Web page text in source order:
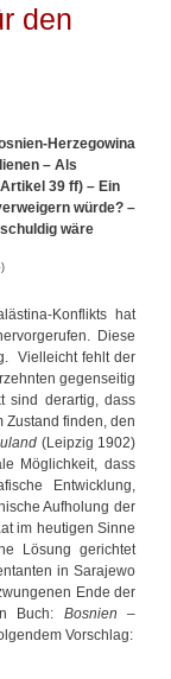
den
Herzegowina
– Als
39 ff) – Ein
würde? –
wäre
)
Konflikts hat
Diese
Vielleicht fehlt der
gegenseitig
sind derartig, dass
Zustand finden, den
(Leipzig 1902)
Möglichkeit, dass
Entwicklung,
Aufholung der
im heutigen Sinne
Lösung gerichtet
in Sarajewo
Ende der
Buch: Bosnien –
Vorschlag: